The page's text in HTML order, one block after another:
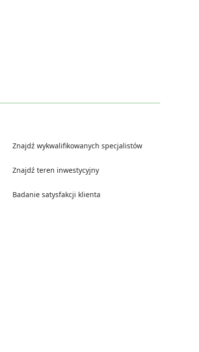
Znajdź wykwalifikowanych specjalistów
Znajdź teren inwestycyjny
Badanie satysfakcji klienta